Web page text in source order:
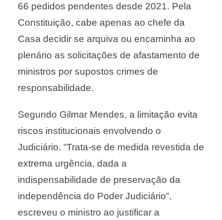
66 pedidos pendentes desde 2021. Pela
Constituição, cabe apenas ao chefe da
Casa decidir se arquiva ou encaminha ao
plenário as solicitações de afastamento de
ministros por supostos crimes de
responsabilidade.
Segundo Gilmar Mendes, a limitação evita
riscos institucionais envolvendo o
Judiciário. “Trata-se de medida revestida de
extrema urgência, dada a
indispensabilidade de preservação da
independência do Poder Judiciário”,
escreveu o ministro ao justificar a